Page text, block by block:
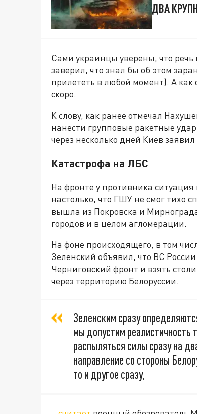
ДВА
Сами украинцы уверены, что
заверил, что знал бы об этом
прилететь в любой момент). А как
скоро.
К слову, как ранее отмечал
нанести групповые ракетные
через несколько дней Киев
Катастрофа на ЛБС
На фронте у противника
настолько, что ГШУ не смог тихо
вышла из Покровска и
городов и в целом агломерации.
На фоне происходящего, в том
Зеленский объявил, что ВС
Черниговский фронт и взять
через территорию Белоруссии.
Зеленским сразу
мы допустим реалистичность
распыляться силы сразу на
направление со стороны
то и другое сразу,